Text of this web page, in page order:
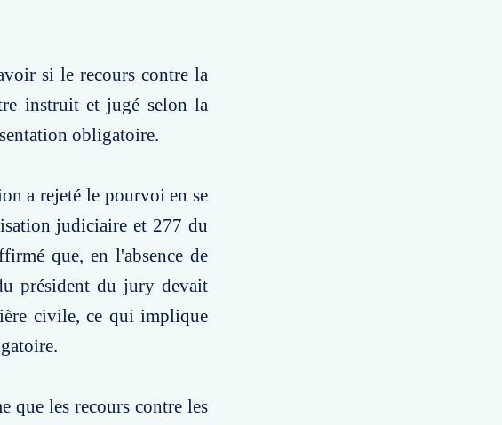
si le recours contre la
instruit et jugé selon la
obligatoire.
a rejeté le pourvoi en se
judiciaire et 277 du
que, en l'absence de
président du jury devait
civile, ce qui implique
que les recours contre les